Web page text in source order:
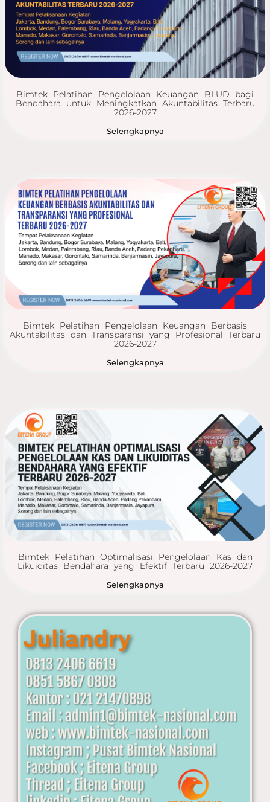
Bimtek Pelatihan Pengelolaan Keuangan BLUD bagi
Bendahara untuk Meningkatkan Akuntabilitas Terbaru
2026-2027
Selengkapnya
Bimtek Pelatihan Pengelolaan Keuangan Berbasis
Akuntabilitas dan Transparansi yang Profesional Terbaru
2026-2027
Selengkapnya
Bimtek Pelatihan Optimalisasi Pengelolaan Kas dan
Likuiditas Bendahara yang Efektif Terbaru 2026-2027
Selengkapnya